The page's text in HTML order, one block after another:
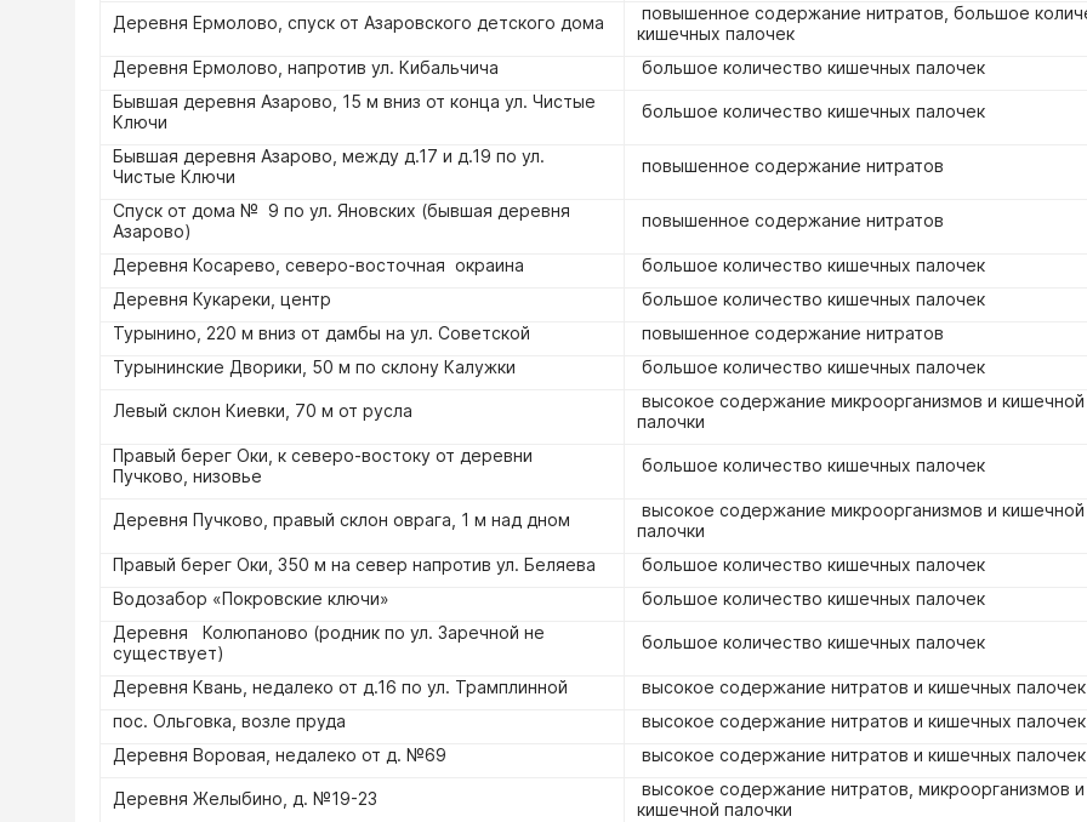
Деревня Ермолово, спуск от Азаровского детского дома
повышенное содержание нитратов, большое
кишечных палочек
Деревня Ермолово, напротив ул. Кибальчича
большое количество кишечных палочек
Бывшая деревня Азарово, 15 м вниз от конца ул. Чистые
Ключи
большое количество кишечных палочек
Бывшая деревня Азарово, между д.17 и д.19 по ул.
Чистые Ключи
повышенное содержание нитратов
Спуск от дома № 9 по ул. Яновских (бывшая деревня
Азарово)
повышенное содержание нитратов
Деревня Косарево, северо-восточная окраина
большое количество кишечных палочек
Деревня Кукареки, центр
большое количество кишечных палочек
Турынино, 220 м вниз от дамбы на ул. Советской
повышенное содержание нитратов
Турынинские Дворики, 50 м по склону Калужки
большое количество кишечных палочек
Левый склон Киевки, 70 м от русла
высокое содержание микроорганизмов и кишечной
палочки
Правый берег Оки, к северо-востоку от деревни
Пучково, низовье
большое количество кишечных палочек
Деревня Пучково, правый склон оврага, 1 м над дном
высокое содержание микроорганизмов и кишечной
палочки
Правый берег Оки, 350 м на север напротив ул. Беляева
большое количество кишечных палочек
Водозабор «Покровские ключи»
большое количество кишечных палочек
Деревня Колюпаново (родник по ул. Заречной не
существует)
большое количество кишечных палочек
Деревня Квань, недалеко от д.16 по ул. Трамплинной
высокое содержание нитратов и кишечных палочек
пос. Ольговка, возле пруда
высокое содержание нитратов и кишечных палочек
Деревня Воровая, недалеко от д. №69
высокое содержание нитратов и кишечных палочек
Деревня Желыбино, д. №19-23
высокое содержание нитратов, микроорганизмов и
кишечной палочки